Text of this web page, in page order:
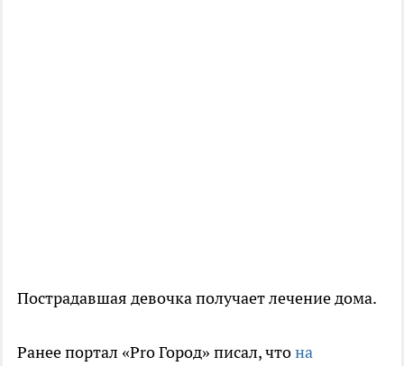
Пострадавшая девочка получает лечение дома.
Ранее портал «Pro Город» писал, чтона